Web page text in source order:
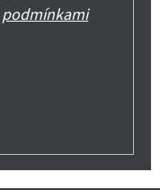
podmínkami